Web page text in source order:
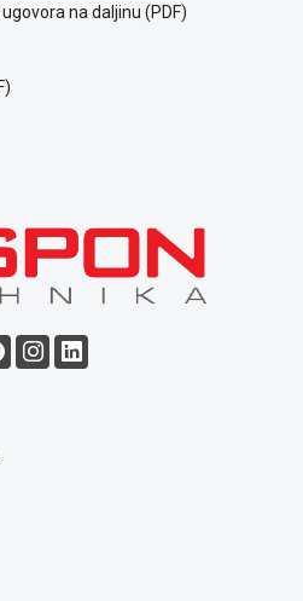
na daljinu (PDF)